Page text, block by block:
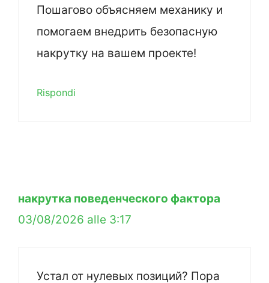
Пошагово объясняем механику и
помогаем внедрить безопасную
накрутку на вашем проекте!
Rispondi
накрутка поведенческого фактора
03/08/2026 alle 3:17
Устал от нулевых позиций? Пора